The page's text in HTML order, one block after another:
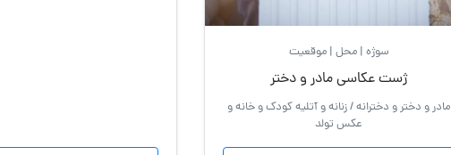
سوژه | محل | موقعیت
ژست عکاسی مادر و دختر
مادر و دختر و دخترانه / زنانه و آتلیه کودک و خانه و
عکس تولد